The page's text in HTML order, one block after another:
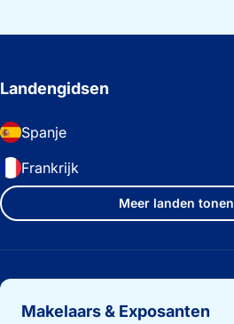
Landengidsen
Spanje
Frankrijk
Meer landen tonen
Belangrijke links
Makelaars & Exposanten